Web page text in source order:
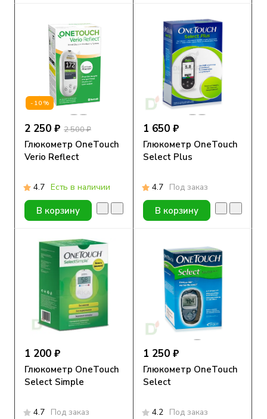
-10%
2 250 ₽ 2 500 ₽
Глюкометр OneTouch
Verio Reflect
4.7 Есть в наличии
В корзину
1 650 ₽
Глюкометр OneTouch
Select Plus
4.7 Под заказ
В корзину
1 200 ₽
Глюкометр OneTouch
Select Simple
4.7 Под заказ
1 250 ₽
Глюкометр OneTouch
Select
4.2 Под заказ